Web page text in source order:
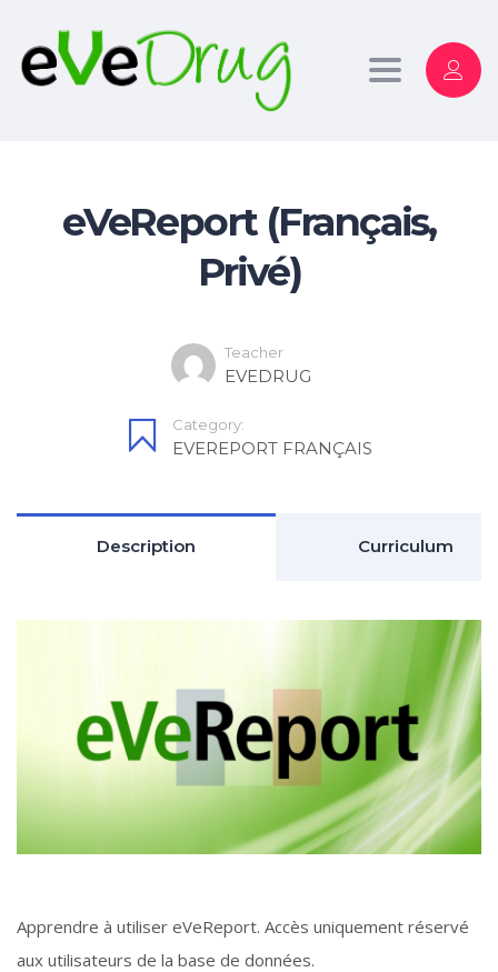
Toggle
eVeReport (Français,
Privé)
Teacher
EVEDRUG
Category:
EVEREPORT FRANÇAIS
Description Curriculum
Apprendre à utiliser eVeReport. Accès uniquement réservé
aux utilisateurs de la base de données.